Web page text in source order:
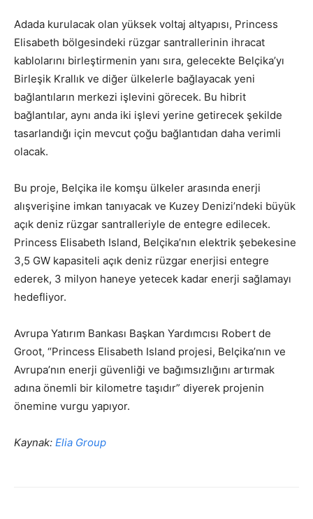
Adada kurulacak olan yüksek voltaj altyapısı, Princess
Elisabeth bölgesindeki rüzgar santrallerinin ihracat
kablolarını birleştirmenin yanı sıra, gelecekte Belçika’yı
Birleşik Krallık ve diğer ülkelerle bağlayacak yeni
bağlantıların merkezi işlevini görecek. Bu hibrit
bağlantılar, aynı anda iki işlevi yerine getirecek şekilde
tasarlandığı için mevcut çoğu bağlantıdan daha verimli
olacak.
Bu proje, Belçika ile komşu ülkeler arasında enerji
alışverişine imkan tanıyacak ve Kuzey Denizi’ndeki büyük
açık deniz rüzgar santralleriyle de entegre edilecek.
Princess Elisabeth Island, Belçika’nın elektrik şebekesine
3,5 GW kapasiteli açık deniz rüzgar enerjisi entegre
ederek, 3 milyon haneye yetecek kadar enerji sağlamayı
hedefliyor.
Avrupa Yatırım Bankası Başkan Yardımcısı Robert de
Groot, “Princess Elisabeth Island projesi, Belçika’nın ve
Avrupa’nın enerji güvenliği ve bağımsızlığını artırmak
adına önemli bir kilometre taşıdır” diyerek projenin
önemine vurgu yapıyor.
Kaynak: Elia Group